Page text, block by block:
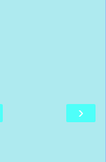
›